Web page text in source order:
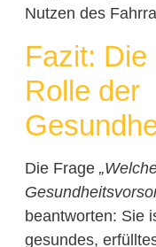
Nutzen des
Fazit:
Rolle der
Die Frage
beantworten: Sie
gesundes,